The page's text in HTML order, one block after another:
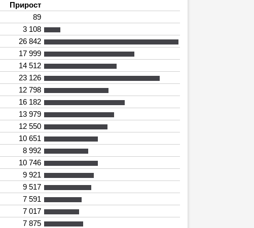
Прирост
89
3 108
26 842
17 999
14 512
23 126
12 798
16 182
13 979
12 550
10 651
8 992
10 746
9 921
9 517
7 591
7 017
7 875